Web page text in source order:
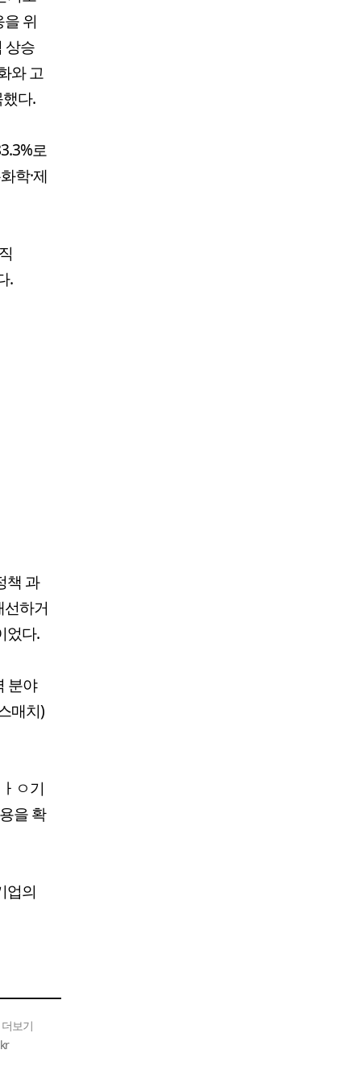
위
상승
와 고
다.
로
학·제
.
책 과
선하거
었다.
분야
매치)
ㅇ기
을 확
업의
보기